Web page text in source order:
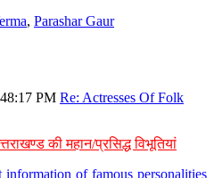
, Parashar Gaur
PM Re: Actresses Of Folk
की महान/प्रसिद्ध विभूतियां
of famous personalities